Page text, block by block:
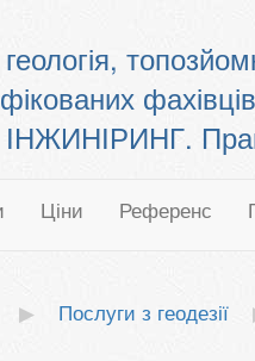
геологія,
фахівців
Ціни Референс
Послуги з геодезії